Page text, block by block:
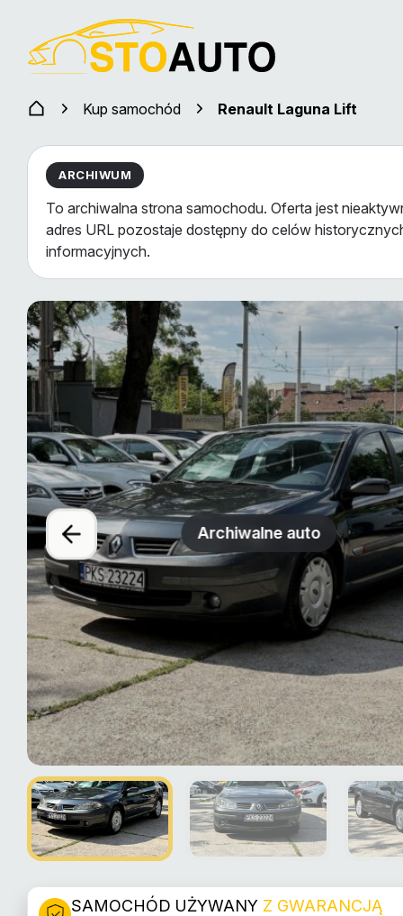
Kup samochód Renault Laguna Lift
ARCHIWUM
To archiwalna strona samochodu. Oferta jest
adres URL pozostaje dostępny do celów
informacyjnych.
Archiwalne auto
SAMOCHÓD UŻYWANY Z GWARANCJĄ